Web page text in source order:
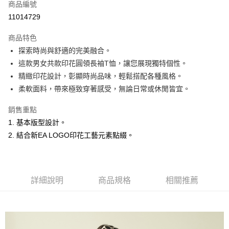
超商取貨付款
Apple Pay
悠遊付
ATM付款
運送方式
全家取貨付款
每筆NT$60，滿NT$1,500(含以上)免運費
商品編號
11014729
商品特色
探索時尚與舒適的完美融合。
這款男女共款印花圓領長袖T恤，讓您展現獨特個性。
精緻印花設計，彰顯時尚品味，輕鬆搭配各種風格。
柔軟面料，帶來極致穿著感受，無論日常或休閒皆宜。
銷售重點
1. 基本版型設計。
2. 結合新EA LOGO印花工藝元素點綴。
詳細說明 商品規格 相關推薦